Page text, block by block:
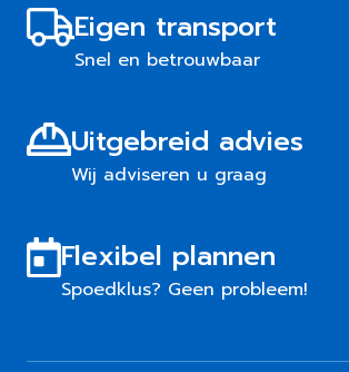
Eigen transport
Snel en betrouwbaar
Uitgebreid advies
Wij adviseren u graag
Flexibel plannen
Spoedklus? Geen probleem!